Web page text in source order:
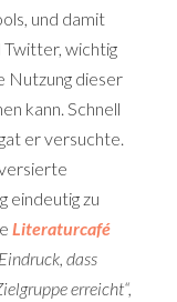
und damit
wichtig
Nutzung dieser
kann. Schnell
er versuchte.
eindeutig zu
Literaturcafé
dass
erreicht“,